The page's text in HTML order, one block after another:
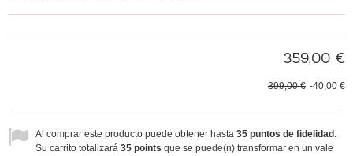
359,00 €
-40,00 €
399,00 €
Al comprar este producto puede obtener hasta 35 puntos de fidelidad .
Su carrito totalizará 35 points que se puede(n) transformar en un vale